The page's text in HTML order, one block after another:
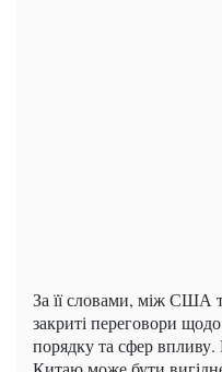
За її словами, між США
закриті переговори
порядку та сфер